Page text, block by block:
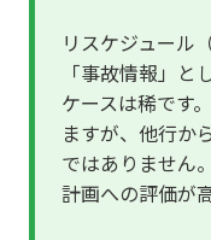
リスケジュール
「事故情報」
ケースは稀です
ますが、他行か
ではありません
計画への評価が